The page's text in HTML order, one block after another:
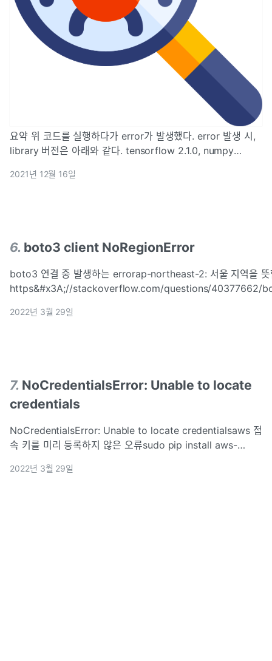
요약 위 코드를 실행하다가 error가 발생했다. error 발생 시,
library 버전은 아래와 같다. tensorflow 2.1.0, numpy
tensorflow를 2.4.1로 upgrade하면 되는 것으로 보였다. 위
2021년 12월 16일
6. boto3 client NoRegionError
boto3 연결 중 발생하는 errorap-northeast-2: 서울 지역을 뜻
https&#x3A;//stackoverflow.com/questions/40377662/
2022년 3월 29일
7. NoCredentialsError: Unable to locate
credentials
NoCredentialsError: Unable to locate credentialsaws 접
속 키를 미리 등록하지 않은 오류sudo pip install aws-
값 입력AWS Sec
2022년 3월 29일